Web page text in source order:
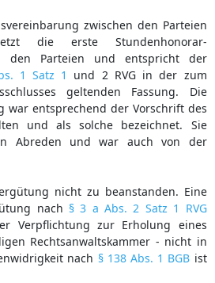
zwischen den Parteien
die erste Stundenhonorar-
den Parteien und entspricht der
1 Satz 1
und 2 RVG in der zum
geltenden Fassung. Die
war entsprechend der Vorschrift des
und als solche bezeichnet. Sie
Abreden und war auch von der
nicht zu beanstanden. Eine
nach § 3 a Abs. 2 Satz 1 RVG
Verpflichtung zur Erholung eines
Rechtsanwaltskammer - nicht in
nach § 138 Abs. 1 BGB ist